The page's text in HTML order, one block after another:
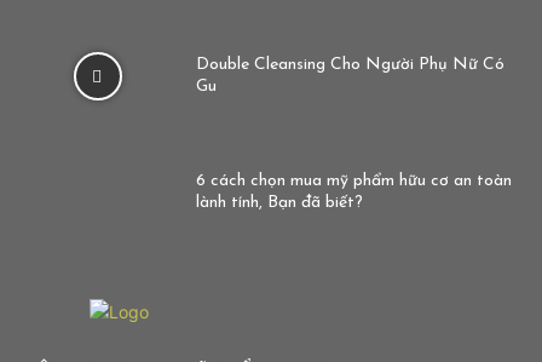
Double Cleansing Cho Người Phụ Nữ Có
Gu
6 cách chọn mua mỹ phẩm hữu cơ an toàn
lành tính, Bạn đã biết?